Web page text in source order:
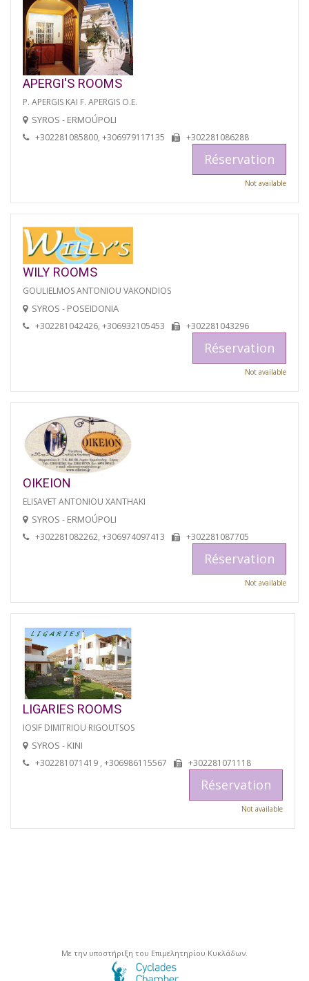
APERGI'S ROOMS
P. APERGIS KAI F. APERGIS O.E.
SYROS - ERMOÚPOLI
+302281085800, +306979117135 +302281086288
Réservation
Not available
WILY ROOMS
GOULIELMOS ANTONIOU VAKONDIOS
SYROS - POSEIDONIA
+302281042426, +306932105453 +302281043296
Réservation
Not available
OIKEION
ELISAVET ANTONIOU XANTHAKI
SYROS - ERMOÚPOLI
+302281082262, +306974097413 +302281087705
Réservation
Not available
LIGARIES ROOMS
IOSIF DIMITRIOU RIGOUTSOS
SYROS - KINI
+302281071419 , +306986115567 +302281071118
Réservation
Not available
Με την υποστήριξη του Επιμελητηρίου Κυκλάδων.